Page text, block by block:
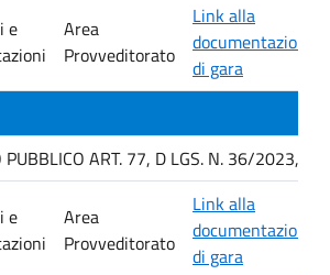
e
Area
Provveditorato
Link alla
documentazione
di gara
PUBBLICO ART. 77, D LGS. N. 36/2023,
e
Area
Provveditorato
Link alla
documentazione
di gara